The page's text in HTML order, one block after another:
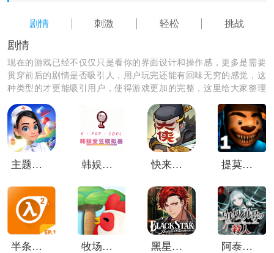
成长。
4.精心优化的操作系统，让你的战斗更加流畅顺畅。
《仙凡道》小编点评：
1)华丽绚丽的技能特效，带来丰富多彩的游戏体验。
剧情 刺激 轻松 挑战
剧情
现在的游戏已经不仅仅只是看你的界面设计和操作感，更多是需要
贯穿前后的剧情是否吸引人，用户玩完还能有回味无穷的感觉，这
种类型的才更能吸引用户，使得游戏更加的完整，这里给大家整理
主题医院2 韩娱爱豆模拟器 快来当大侠 提莫卡的五夜后宫
半条命2第一章 牧场物语天空树村 黑星剧场日服 阿泰尔号杀人疑案